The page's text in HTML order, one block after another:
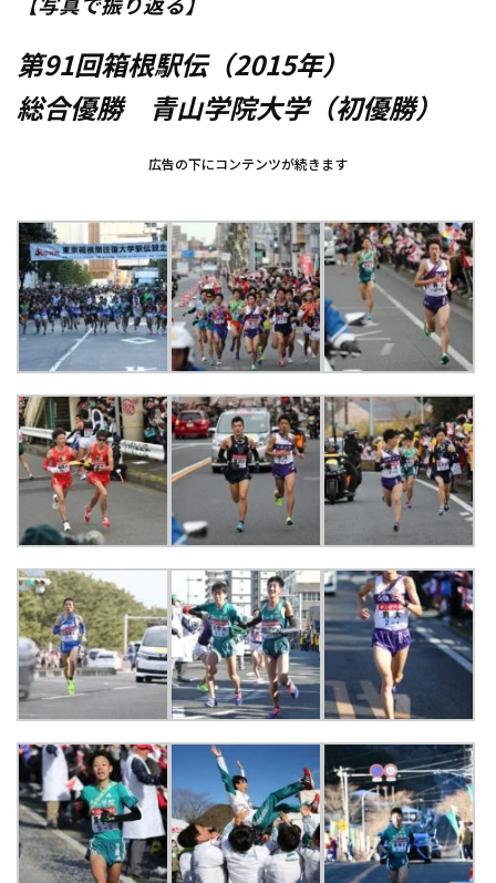
【写真で振り返る】
第91回箱根駅伝（2015年）
総合優勝 青山学院大学（初優勝）
広告の下にコンテンツが続きます